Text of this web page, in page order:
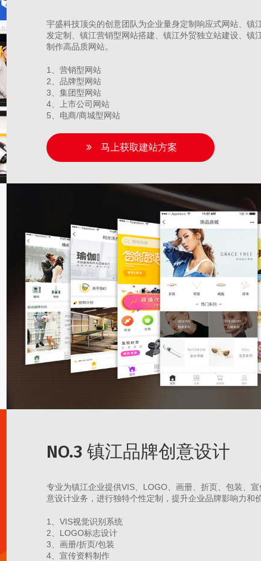
宇盛科技顶尖的创意团队为企业量身定制响应式网站、镇
发定制、镇江营销型网站搭建、镇江外贸独立站建设、镇
制作高品质网站。
1、营销型网站
2、品牌型网站
3、集团型网站
4、上市公司网站
5、电商/商城型网站
马上获取建站方案
NO.3 镇江品牌创意设计
专业为镇江企业提供VIS、LOGO、画册、折页、包装、
意设计业务，进行独特个性定制，提升企业品牌影响力和价
1、VIS视觉识别系统
2、LOGO标志设计
3、画册/折页/包装
4、宣传资料制作